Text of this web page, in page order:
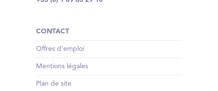
CONTACT
Offres d'emploi
Mentions légales
Plan de site